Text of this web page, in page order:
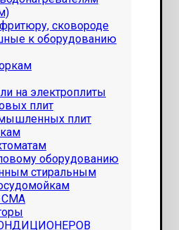
сковороде
к оборудованию
на электроплиты
плит
плит
оборудованию
стиральным
СМА